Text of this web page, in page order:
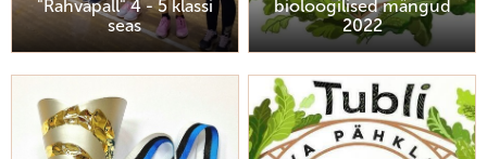
"Rahvapall" 4 - 5 klassi
seas
bioloogilised mängud
2022